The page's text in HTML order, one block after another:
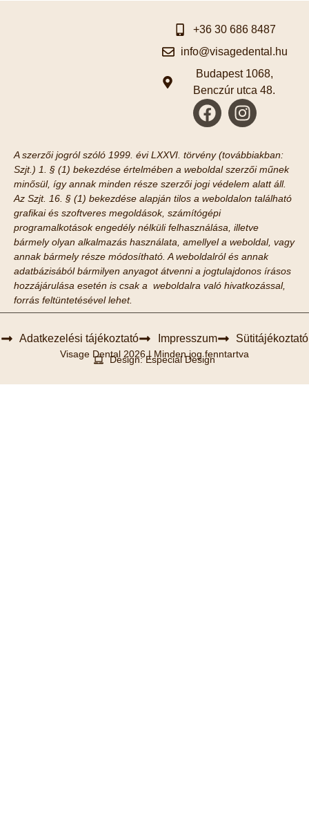
+36 30 686 8487
info@visagedental.hu
Budapest 1068,
Benczúr utca 48.
A szerzői jogról szóló 1999. évi LXXVI. törvény (továbbiakban:
Szjt.) 1. § (1) bekezdése értelmében a weboldal szerzői műnek
minősül, így annak minden része szerzői jogi védelem alatt áll.
Az Szjt. 16. § (1) bekezdése alapján tilos a weboldalon található
grafikai és szoftveres megoldások, számítógépi
programalkotások engedély nélküli felhasználása, illetve
bármely olyan alkalmazás használata, amellyel a weboldal, vagy
annak bármely része módosítható. A weboldalról és annak
adatbázisából bármilyen anyagot átvenni a jogtulajdonos írásos
hozzájárulása esetén is csak a weboldalra való hivatkozással,
forrás feltüntetésével lehet.
Adatkezelési tájékoztató Impresszum Sütitájékoztató
Visage Dental 2026 | Minden jog fenntartva
Design: Especial Design